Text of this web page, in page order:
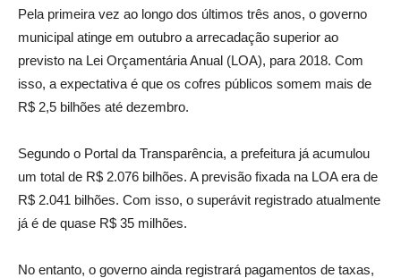
Pela primeira vez ao longo dos últimos três anos, o governo
municipal atinge em outubro a arrecadação superior ao
previsto na Lei Orçamentária Anual (LOA), para 2018. Com
isso, a expectativa é que os cofres públicos somem mais de
R$ 2,5 bilhões até dezembro.
Segundo o Portal da Transparência, a prefeitura já acumulou
um total de R$ 2.076 bilhões. A previsão fixada na LOA era de
R$ 2.041 bilhões. Com isso, o superávit registrado atualmente
já é de quase R$ 35 milhões.
No entanto, o governo ainda registrará pagamentos de taxas,